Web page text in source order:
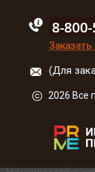
(Для
2026 Все